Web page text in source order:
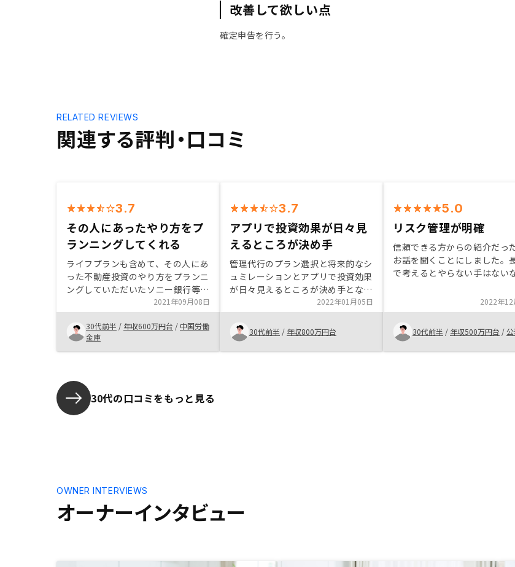
改善して欲しい点
確定申告を行う。
関連する評判・口コミ
RELATED REVIEWS
3.7
その人にあったやり方をプ
ランニングしてくれる
ライフプランも含めて、その人にあ
った不動産投資のやり方をプランニ
ングしていただいたソニー銀行等の
口座振替の手数料が高い2021年09月08日
30代前半 / 年収600万円台 / 中国労働
金庫
3.7
アプリで投資効果が日々見
えるところが決め手
管理代行のプラン選択と将来的なシ
ュミレーションとアプリで投資効果
が日々見えるところが決め手となっ
2022年01月05日
30代前半 / 年収800万円台
5.0
リスク管理が明確
信頼できる方からの紹介だっ
お話を聞くことにしました。
で考えるとやらない手はない
けでなくリスクについての説
りました。そして、そのリス
がしっかりしており、そのこ
いて丁寧な説明があったからで
2022年12
30代前半 / 年収500万円台 /
30代の口コミをもっと見る
オーナーインタビュー
OWNER INTERVIEWS